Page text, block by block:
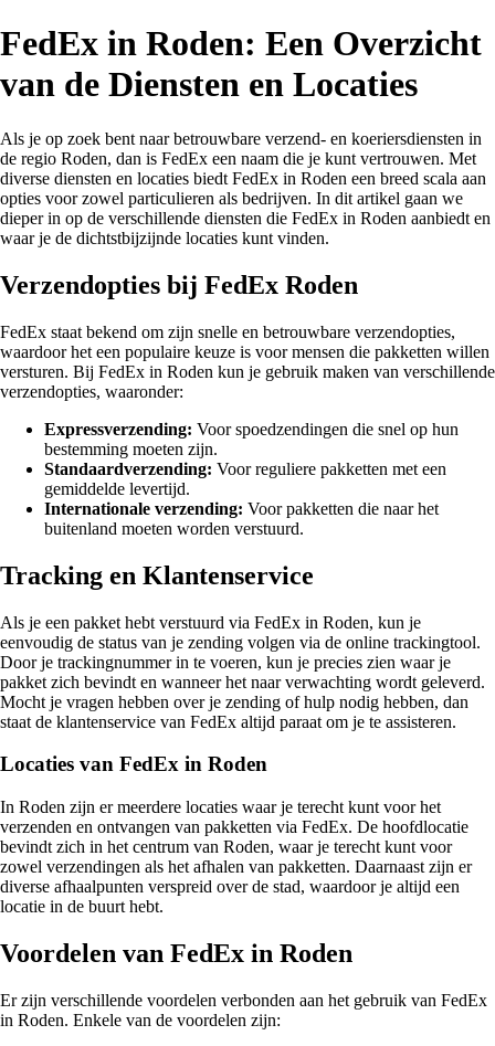
FedEx in Roden: Een Overzicht
van de Diensten en Locaties
Als je op zoek bent naar betrouwbare verzend- en koeriersdiensten in
de regio Roden, dan is FedEx een naam die je kunt vertrouwen. Met
diverse diensten en locaties biedt FedEx in Roden een breed scala aan
opties voor zowel particulieren als bedrijven. In dit artikel gaan we
dieper in op de verschillende diensten die FedEx in Roden aanbiedt en
waar je de dichtstbijzijnde locaties kunt vinden.
Verzendopties bij FedEx Roden
FedEx staat bekend om zijn snelle en betrouwbare verzendopties,
waardoor het een populaire keuze is voor mensen die pakketten willen
versturen. Bij FedEx in Roden kun je gebruik maken van verschillende
verzendopties, waaronder:
Expressverzending: Voor spoedzendingen die snel op hun
bestemming moeten zijn.
Standaardverzending: Voor reguliere pakketten met een
gemiddelde levertijd.
Internationale verzending: Voor pakketten die naar het
buitenland moeten worden verstuurd.
Tracking en Klantenservice
Als je een pakket hebt verstuurd via FedEx in Roden, kun je
eenvoudig de status van je zending volgen via de online trackingtool.
Door je trackingnummer in te voeren, kun je precies zien waar je
pakket zich bevindt en wanneer het naar verwachting wordt geleverd.
Mocht je vragen hebben over je zending of hulp nodig hebben, dan
staat de klantenservice van FedEx altijd paraat om je te assisteren.
Locaties van FedEx in Roden
In Roden zijn er meerdere locaties waar je terecht kunt voor het
verzenden en ontvangen van pakketten via FedEx. De hoofdlocatie
bevindt zich in het centrum van Roden, waar je terecht kunt voor
zowel verzendingen als het afhalen van pakketten. Daarnaast zijn er
diverse afhaalpunten verspreid over de stad, waardoor je altijd een
locatie in de buurt hebt.
Voordelen van FedEx in Roden
Er zijn verschillende voordelen verbonden aan het gebruik van FedEx
in Roden. Enkele van de voordelen zijn: